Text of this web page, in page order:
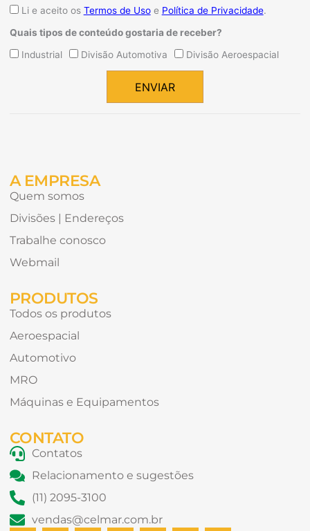
AceiteLi e aceito os Termos de Usoe Política de Privacidade.
Quais tipos de conteúdo gostaria de receber?
QuaisIndustrial Divisão Automotiva Divisão Aeroespacial
ENVIAR
A EMPRESA
Quem somos
Divisões | Endereços
Trabalhe conosco
Webmail
PRODUTOS
Todos os produtos
Aeroespacial
Automotivo
MRO
Máquinas e Equipamentos
CONTATO
Contatos
Relacionamento e sugestões
(11) 2095-3100
vendas@celmar.com.br